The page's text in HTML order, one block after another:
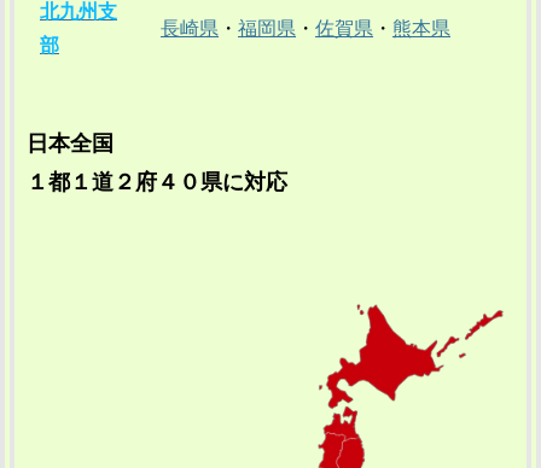
北九州支
部
長崎県 ・ 福岡県 ・ 佐賀県 ・ 熊本県
日本全国
１都１道２府４０県に対応